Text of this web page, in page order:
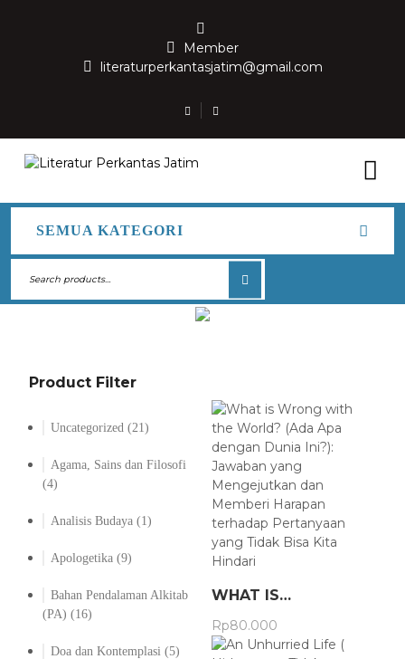
Member
literaturperkantasjatim@gmail.com
SEMUA KATEGORI
3 Columns
Product Filter
Uncategorized (21)
Agama, Sains dan Filosofi
(4)
Analisis Budaya (1)
Apologetika (9)
Bahan Pendalaman Alkitab
(PA) (16)
Doa dan Kontemplasi (5)
WHAT IS…
Rp80.000